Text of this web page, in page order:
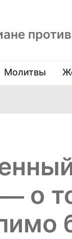
Молитвы
о